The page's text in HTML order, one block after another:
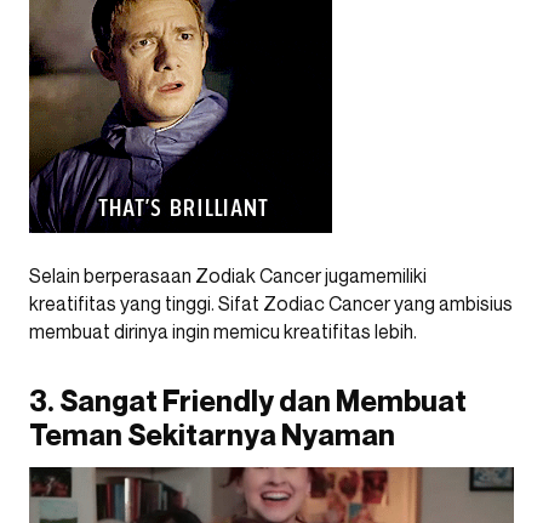
Selain berperasaan Zodiak Cancer jugamemiliki
kreatifitas yang tinggi. Sifat Zodiac Cancer yang ambisius
membuat dirinya ingin memicu kreatifitas lebih.
3. Sangat Friendly dan Membuat
Teman Sekitarnya Nyaman